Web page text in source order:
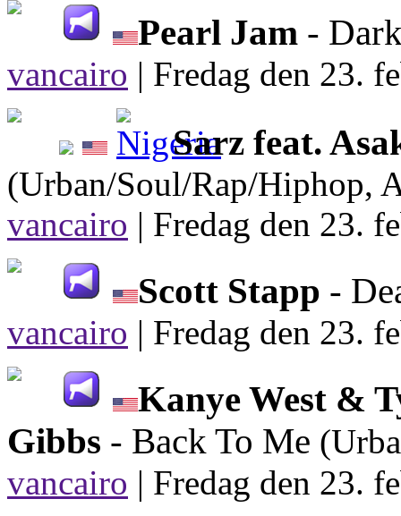
Pearl Jam -
vancairo | Fredag den 23.
Sarz feat.
(Urban/Soul/Rap/Hiphop,
vancairo | Fredag den 23.
Scott Stapp -
vancairo | Fredag den 23.
Kanye West &
Gibbs - Back To Me
vancairo | Fredag den 23.